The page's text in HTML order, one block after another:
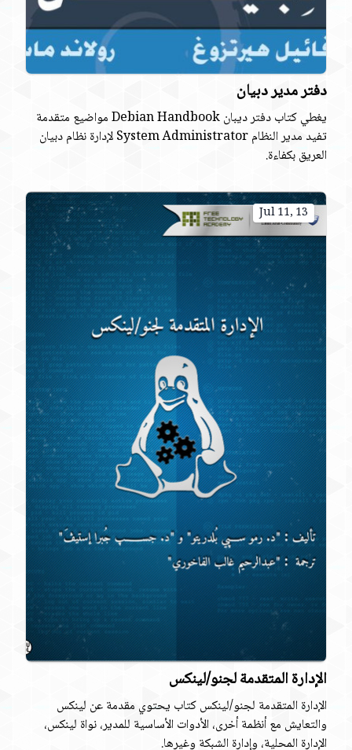
دفتر مدير دبيان
يغطي كتاب دفتر ديبان Debian Handbook مواضيع متقدمة
تفيد مدير النظام System Administrator لإدارة نظام دبيان
العريق بكفاءة.
Jul 11, 13
الإدارة المتقدمة لجنو/لينكس
الإدارة المتقدمة لجنو/لينكس كتاب يحتوي مقدمة عن لينكس
والتعايش مع أنظمة أخرى، الأدوات الأساسية للمدير، نواة لينكس،
الإدارة المحلية، وإدارة الشبكة وغيرها.